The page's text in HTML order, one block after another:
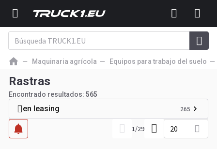
Maquinaria agrícola Equipos para trabajo del suelo
Rastras
Encontrado resultados: 565
en leasing 265
1/29 20